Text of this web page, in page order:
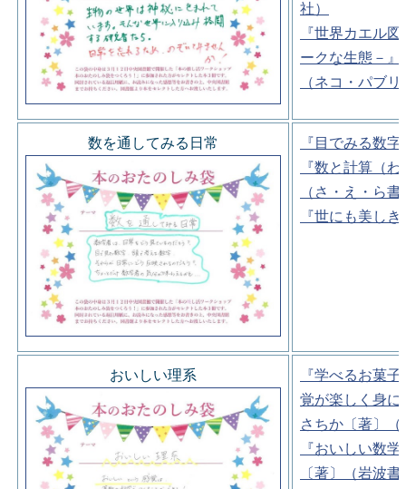
社）
『世界カエル
ークな生態－
（ネコ・パブ
数を通してみる日常
『目でみる数
『数と計算（
（さ・え・ら
『世にも美し
おいしい理系
『学べるお菓
覚が楽しく身
さちか〔著〕
『おいしい数
〔著〕（岩波